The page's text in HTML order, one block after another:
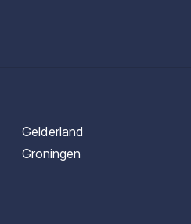
Gelderland
Groningen